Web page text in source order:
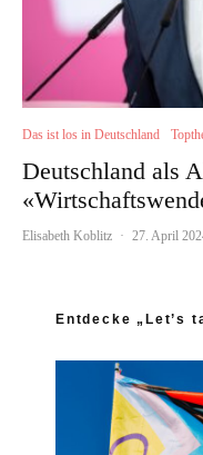
Das ist los in Deutschland
Deutschland als
Elisabeth Koblitz · 27. April
Entdecke „Let’s